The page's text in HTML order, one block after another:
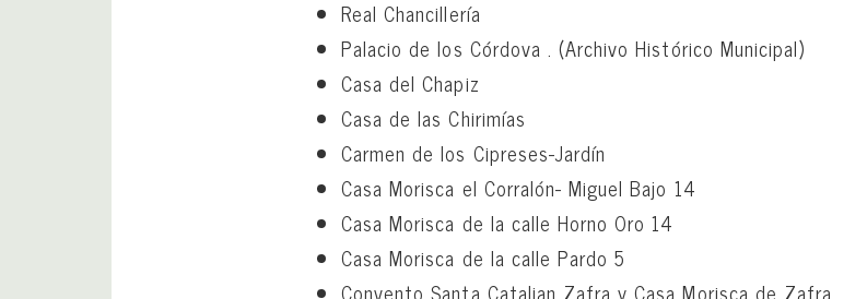
Real Chancillería
Palacio de los Córdova . (Archivo Histórico Municipal)
Casa del Chapiz
Casa de las Chirimías
Carmen de los Cipreses-Jardín
Casa Morisca el Corralón- Miguel Bajo 14
Casa Morisca de la calle Horno Oro 14
Casa Morisca de la calle Pardo 5
Convento Santa Catalian Zafra y Casa Morisca de Zafra